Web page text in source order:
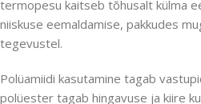
termopesu kaitseb tõhusalt külma
niiskuse eemaldamise, pakkudes
tegevustel.
Polüamiidi kasutamine tagab
polüester tagab hingavuse ja kiire